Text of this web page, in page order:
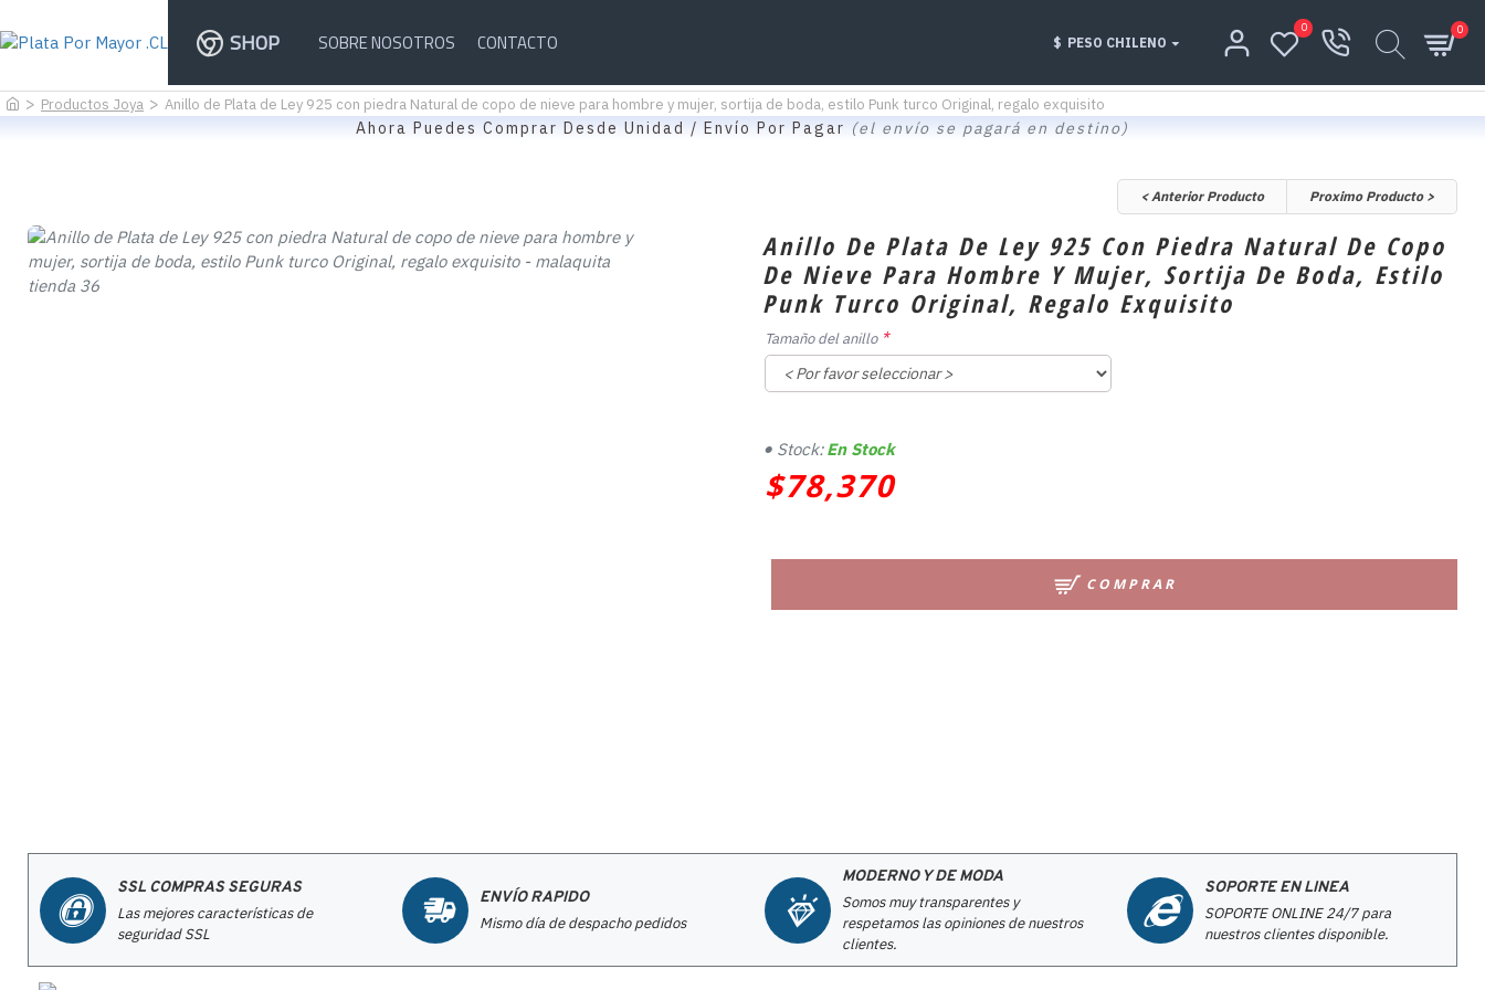
SHOP SOBRE NOSOTROS CONTACTO $ PESO CHILENO
0 0
Productos Joya Anillo de Plata de Ley 925 con piedra Natural de copo de nieve para hombre y mujer, sortija de boda, estilo Punk turco Original, regalo exquisito
Ahora Puedes Comprar Desde Unidad / Envío Por Pagar (el envío se pagará en destino)
< Anterior Producto Proximo Producto >
Anillo De Plata De Ley 925 Con Piedra Natural De Copo
De Nieve Para Hombre Y Mujer, Sortija De Boda, Estilo
Punk Turco Original, Regalo Exquisito
$78,370
Stock: En Stock
Tamaño del anillo
COMPRAR
SSL COMPRAS SEGURAS
Las mejores características de
seguridad SSL
ENVÍO RAPIDO
Mismo día de despacho pedidos
MODERNO Y DE MODA
Somos muy transparentes y
respetamos las opiniones de nuestros
clientes.
SOPORTE EN LINEA
SOPORTE ONLINE 24/7 para
nuestros clientes disponible.